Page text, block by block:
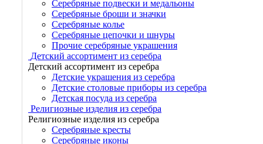
Серебряные подвески и медальоны
Серебряные броши и значки
Серебряные колье
Серебряные цепочки и шнуры
Прочие серебряные украшения
Детский ассортимент из серебра
Детский ассортимент из серебра
Детские украшения из серебра
Детские столовые приборы из серебра
Детская посуда из серебра
Религиозные изделия из серебра
Религиозные изделия из серебра
Серебряные кресты
Серебряные иконы